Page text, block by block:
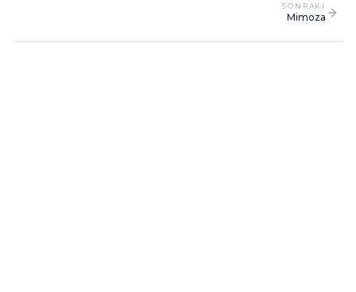
SONRAKI
Mimoza